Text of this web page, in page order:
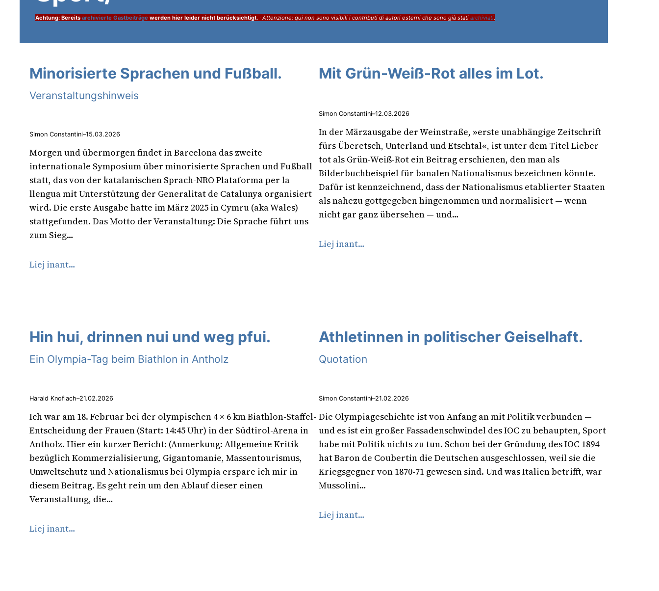
Achtung: Bereits archivierte Gastbeiträge werden hier leider nicht berücksichtigt. · Attenzione: qui non sono visibili i contributi di autori esterni che sono già stati archiviati.
Minorisierte Sprachen und Fußball.
Veranstaltungshinweis
Simon Constantini–15.03.2026
Morgen und übermorgen findet in Barcelona das zweite
internationale Symposium über minorisierte Sprachen und Fußball
statt, das von der katalanischen Sprach-NRO Plataforma per la
llengua mit Unterstützung der Generalitat de Catalunya organisiert
wird. Die erste Ausgabe hatte im März 2025 in Cymru (aka Wales)
stattgefunden. Das Motto der Veranstaltung: Die Sprache führt uns
zum Sieg…
Liej inant…
Mit Grün-Weiß-Rot alles im Lot.
Simon Constantini–12.03.2026
In der Märzausgabe der Weinstraße, »erste unabhängige Zeitschrift
fürs Überetsch, Unterland und Etschtal«, ist unter dem Titel Lieber
tot als Grün-Weiß-Rot ein Beitrag erschienen, den man als
Bilderbuchbeispiel für banalen Nationalismus bezeichnen könnte.
Dafür ist kennzeichnend, dass der Nationalismus etablierter Staaten
als nahezu gottgegeben hingenommen und normalisiert — wenn
nicht gar ganz übersehen — und…
Liej inant…
Hin hui, drinnen nui und weg pfui.
Ein Olympia-Tag beim Biathlon in Antholz
Harald Knoflach–21.02.2026
Ich war am 18. Februar bei der olympischen 4 × 6 km Biathlon-Staffel-
Entscheidung der Frauen (Start: 14:45 Uhr) in der Südtirol-Arena in
Antholz. Hier ein kurzer Bericht: (Anmerkung: Allgemeine Kritik
bezüglich Kommerzialisierung, Gigantomanie, Massentourismus,
Umweltschutz und Nationalismus bei Olympia erspare ich mir in
diesem Beitrag. Es geht rein um den Ablauf dieser einen
Veranstaltung, die…
Liej inant…
Athletinnen in politischer Geiselhaft.
Quotation
Simon Constantini–21.02.2026
Die Olympiageschichte ist von Anfang an mit Politik verbunden —
und es ist ein großer Fassadenschwindel des IOC zu behaupten, Sport
habe mit Politik nichts zu tun. Schon bei der Gründung des IOC 1894
hat Baron de Coubertin die Deutschen ausgeschlossen, weil sie die
Kriegsgegner von 1870-71 gewesen sind. Und was Italien betrifft, war
Mussolini…
Liej inant…